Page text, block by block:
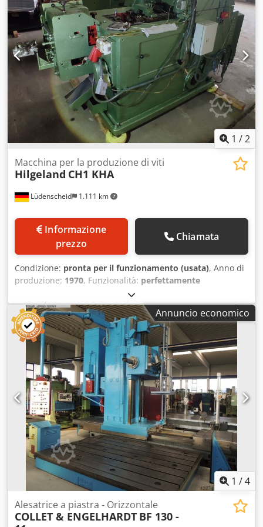
tranciatura fine FEINTOOL HFA 320 è stata completamente
revisionata nel 2019 ed è in condizioni NUOVE con nuova
marcatura CE RAM PRINCIPALE forza totale (nominale) 320
a corsa min. 30 mm corsa 80 mm ANELLO A V forza
nominale 160 a corsa 30 mm CONTATORE RAM forza
nominale 80 a corsa 30 mm DIMENSIONI DELLO
STRUMENTO tavolo inferiore - larghezza 630 mm tavolo
inferiore - profondità 740 mm tavolo superiore - larghezza
630 mm tavolo superiore - profondità 630 mm luce diurna
max. 320 mm SPECIFICHE ELETTRICHE consumo energetico
totale 60 kW
1 /2
Lüdenscheid 1.111 km
Macchina per la produzione di viti
Hilgeland CH1 KHA
prezzo
Chiamata
Condizione: pronta per il funzionamento (usata), Anno di
produzione: 1970, Funzionalità: perfettamente
, lunghezza dell'albero sotto la testa:
lunghezza sezione (max):52 mm, Pressa a doppio effetto
Hilgeland CH1 KHA Anno di costruzione 1970 La macchina
è pronta per l'uso immediato! Cedpfour N Daex Ackjha
Annuncio economico
1 /4
Alesatrice a piastra - Orizzontale
COLLET & ENGELHARDT BF 130 -